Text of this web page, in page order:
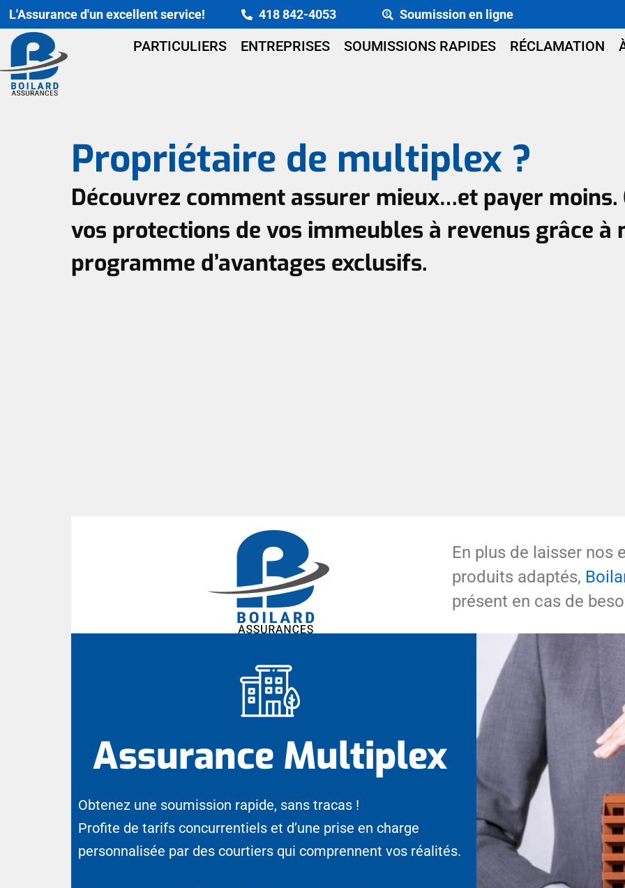
Skip
to
content
L'Assurance d'un excellent service! 418 842-4053 Soumission en ligne
PARTICULIERS ENTREPRISES SOUMISSIONS RAPIDES RÉCLAMATION
Propriétaire de multiplex ?
Découvrez comment assurer mieux…et payer moins.
vos protections de vos immeubles à revenus grâce à
programme d’avantages exclusifs.
En plus de laisser nos
produits adaptés,
présent en cas de
Assurance Multiplex
Obtenez une soumission rapide, sans tracas !
Profite de tarifs concurrentiels et d’une prise en charge
personnalisée par des courtiers qui comprennent vos réalités.